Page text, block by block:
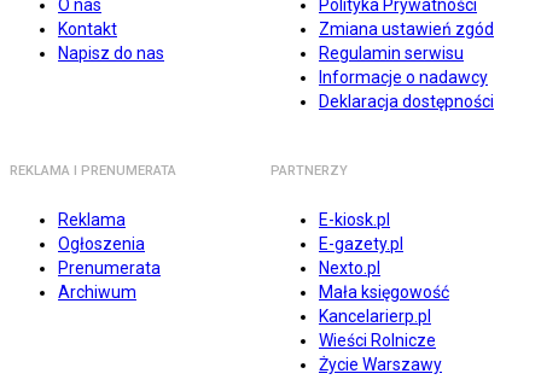
O nas
Kontakt
Napisz do nas
Polityka Prywatności
Zmiana ustawień zgód
Regulamin serwisu
Informacje o nadawcy
Deklaracja dostępności
REKLAMA I PRENUMERATA
Reklama
Ogłoszenia
Prenumerata
Archiwum
PARTNERZY
E-kiosk.pl
E-gazety.pl
Nexto.pl
Mała księgowość
Kancelarierp.pl
Wieści Rolnicze
Życie Warszawy